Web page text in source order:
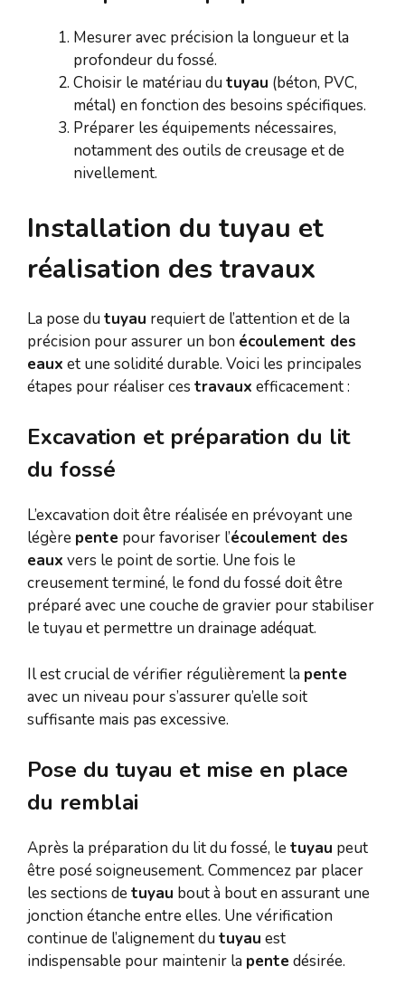
Mesurer avec précision la longueur et la
profondeur du fossé.
Choisir le matériau du tuyau (béton, PVC,
métal) en fonction des besoins spécifiques.
Préparer les équipements nécessaires,
notamment des outils de creusage et de
nivellement.
Installation du tuyau et
réalisation des travaux
La pose du tuyau requiert de l’attention et de la
précision pour assurer un bon écoulement des
eaux et une solidité durable. Voici les principales
étapes pour réaliser ces travaux efficacement :
Excavation et préparation du lit
du fossé
L’excavation doit être réalisée en prévoyant une
légère pente pour favoriser l’écoulement des
eaux vers le point de sortie. Une fois le
creusement terminé, le fond du fossé doit être
préparé avec une couche de gravier pour stabiliser
le tuyau et permettre un drainage adéquat.
Il est crucial de vérifier régulièrement la pente
avec un niveau pour s’assurer qu’elle soit
suffisante mais pas excessive.
Pose du tuyau et mise en place
du remblai
Après la préparation du lit du fossé, letuyau peut
être posé soigneusement. Commencez par placer
les sections detuyau bout à bout en assurant une
jonction étanche entre elles. Une vérification
continue de l’alignement du tuyau est
indispensable pour maintenir la pente désirée.